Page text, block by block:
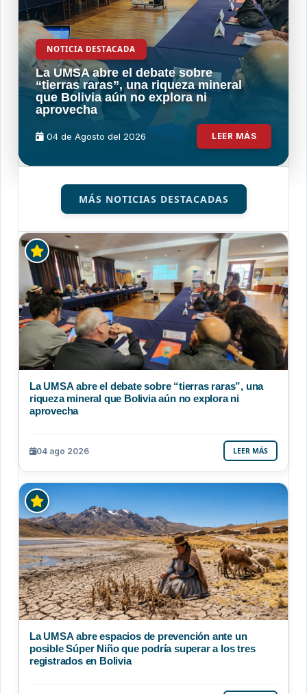
NOTICIA DESTACADA
La UMSA abre el debate sobre
“tierras raras”, una riqueza mineral
que Bolivia aún no explora ni
aprovecha
04 de Agosto del 2026 LEER MÁS
MÁS NOTICIAS DESTACADAS
La UMSA abre el debate sobre “tierras raras”, una
riqueza mineral que Bolivia aún no explora ni
aprovecha
04 ago 2026 LEER MÁS
La UMSA abre espacios de prevención ante un
posible Súper Niño que podría superar a los tres
registrados en Bolivia